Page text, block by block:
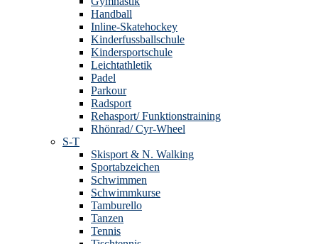
Handball
Inline-Skatehockey
Kinderfussballschule
Kindersportschule
Leichtathletik
Padel
Parkour
Radsport
Rehasport/ Funktionstraining
Rhönrad/ Cyr-Wheel
S-T
Skisport & N. Walking
Sportabzeichen
Schwimmen
Schwimmkurse
Tamburello
Tanzen
Tennis